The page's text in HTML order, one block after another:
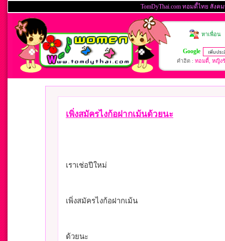
เพิ่งสมัครไงก้อฝากเม้นด้วยนะ
เราเช่อปีใหม่
เพิ่งสมัครไงก้อฝากเม้น
ด้วยนะ